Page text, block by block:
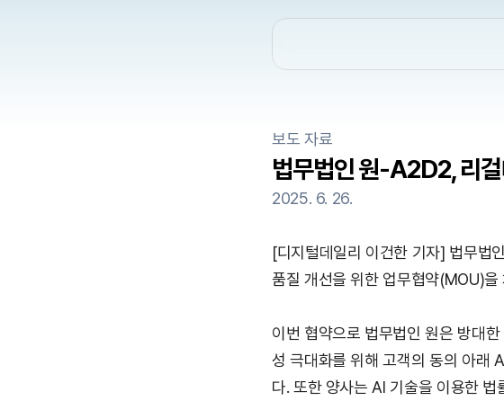
보도 자료
법무법인 원-A2D2, 리
2025. 6. 26.
[디지털데일리 이건한 기자] 법무법
품질 개선을 위한 업무협약(MOU)
이번 협약으로 법무법인 원은 방대
성 극대화를 위해 고객의 동의 아래
다. 또한 양사는 AI 기술을 이용한